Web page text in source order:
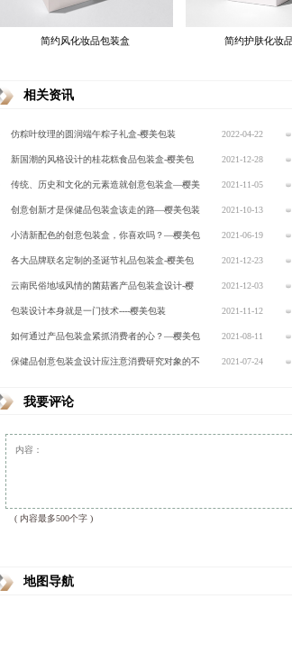
简约风化妆品包装盒 简约护肤化妆
相关资讯
仿粽叶纹理的圆润端午粽子礼盒-樱美包装 2022-04-22
新国潮的风格设计的桂花糕食品包装盒-樱美包
装
2021-12-28
传统、历史和文化的元素造就创意包装盒—樱美
包装
2021-11-05
创意创新才是保健品包装盒该走的路—樱美包装 2021-10-13
小清新配色的创意包装盒，你喜欢吗？—樱美包
装
2021-06-19
各大品牌联名定制的圣诞节礼品包装盒-樱美包
装
2021-12-23
云南民俗地域风情的菌菇酱产品包装盒设计-樱
美包装
2021-12-03
包装设计本身就是一门技术----樱美包装 2021-11-12
如何通过产品包装盒紧抓消费者的心？—樱美包
装
2021-08-11
保健品创意包装盒设计应注意消费研究对象的不 2021-07-24
我要评论
( 内容最多500个字 )
地图导航